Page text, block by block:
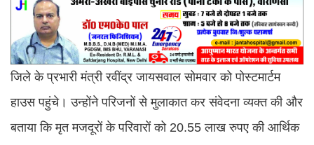
जिले के प्रभारी मंत्री रवींद्र जायसवाल सोमवार को पोस्टमार्टम
हाउस पहुंचे। उन्होंने परिजनों से मुलाकात कर संवेदना व्यक्त की और
बताया कि मृत मजदूरों के परिवारों को 20.55 लाख रुपए की आर्थिक